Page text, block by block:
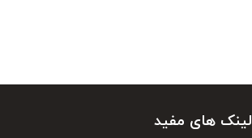
لینک های مفید